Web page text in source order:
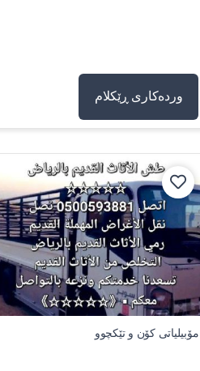
وردەکاری ڕێکلام
مۆبیلیاتی کۆن و تێکچوو